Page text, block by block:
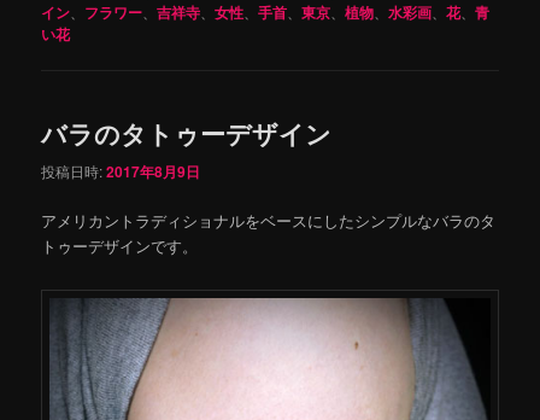
イン
フラワー 、吉祥寺 、女性 、手首 、東京 、植物 、水彩画 、花、青
い花
バラのタトゥーデザイン
投稿日時:2017年8月9日
アメリカントラディショナルをベースにしたシンプルなバラのタ
トゥーデザインです。